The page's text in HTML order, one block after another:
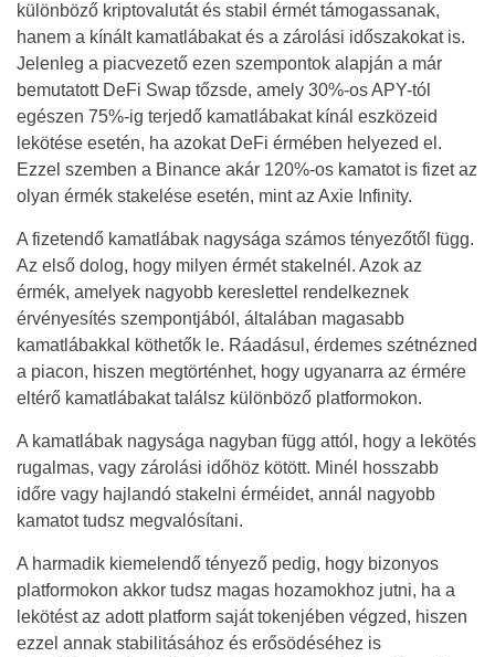
különböző kriptovalutát és stabil érmét támogassanak,
hanem a kínált kamatlábakat és a zárolási időszakokat is.
Jelenleg a piacvezető ezen szempontok alapján a már
bemutatott DeFi Swap tőzsde, amely 30%-os APY-tól
egészen 75%-ig terjedő kamatlábakat kínál eszközeid
lekötése esetén, ha azokat DeFi érmében helyezed el.
Ezzel szemben a Binance akár 120%-os kamatot is fizet az
olyan érmék stakelése esetén, mint az Axie Infinity.
A fizetendő kamatlábak nagysága számos tényezőtől függ.
Az első dolog, hogy milyen érmét stakelnél. Azok az
érmék, amelyek nagyobb kereslettel rendelkeznek
érvényesítés szempontjából, általában magasabb
kamatlábakkal köthetők le. Ráadásul, érdemes szétnézned
a piacon, hiszen megtörténhet, hogy ugyanarra az érmére
eltérő kamatlábakat találsz különböző platformokon.
A kamatlábak nagysága nagyban függ attól, hogy a lekötés
rugalmas, vagy zárolási időhöz kötött. Minél hosszabb
időre vagy hajlandó stakelni érméidet, annál nagyobb
kamatot tudsz megvalósítani.
A harmadik kiemelendő tényező pedig, hogy bizonyos
platformokon akkor tudsz magas hozamokhoz jutni, ha a
lekötést az adott platform saját tokenjében végzed, hiszen
ezzel annak stabilitásához és erősödéséhez is